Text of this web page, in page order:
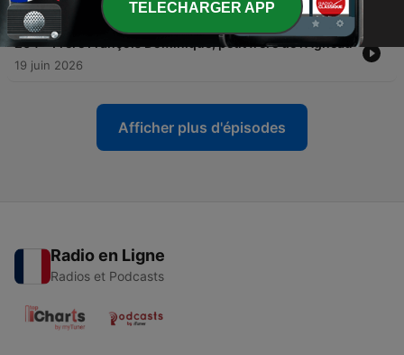
19 juin 2026
264 - Frère François Dominique, petit frère de l'Agneau
19 juin 2026
Afficher plus d'épisodes
Radio en Ligne
Radios et Podcasts
TELECHARGER APP